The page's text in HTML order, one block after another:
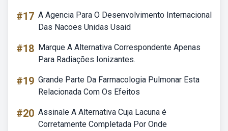
#17 A Agencia Para O Desenvolvimento Internacional
Das Nacoes Unidas Usaid
#18 Marque A Alternativa Correspondente Apenas
Para Radiações Ionizantes.
#19 Grande Parte Da Farmacologia Pulmonar Esta
Relacionada Com Os Efeitos
#20 Assinale A Alternativa Cuja Lacuna é
Corretamente Completada Por Onde